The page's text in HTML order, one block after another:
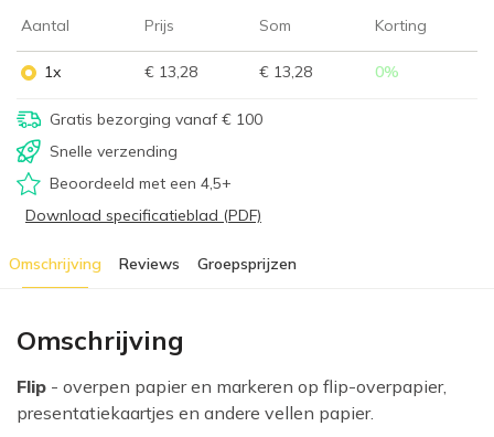
Aantal Prijs Som Korting
1x € 13,28 € 13,28 0%
Gratis bezorging vanaf € 100
Snelle verzending
Beoordeeld met een 4,5+
Download specificatieblad (PDF)
Omschrijving Reviews Groepsprijzen
Omschrijving
Flip - overpen papier en markeren op flip-overpapier,
presentatiekaartjes en andere vellen papier.